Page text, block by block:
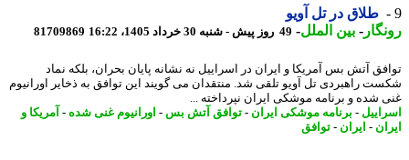
طلاق در تل آویو
-بین الملل-49 روز پیش - شنبه 30 خرداد 1405، 16:22 81709869
آتش بس آمریکا و ایران در اسراییل نه نشانه پایان بحران، بلکه نماد
راهبردی تل آویو تلقی شد. منتقدان می گویند این توافق به ذخایر اورانیوم
شده و برنامه موشکی ایران نپرداخته ...
-برنامه موشکی ایران - توافق آتش بس -اورانیوم غنی شده-آمریکا و
- ایران - توافق